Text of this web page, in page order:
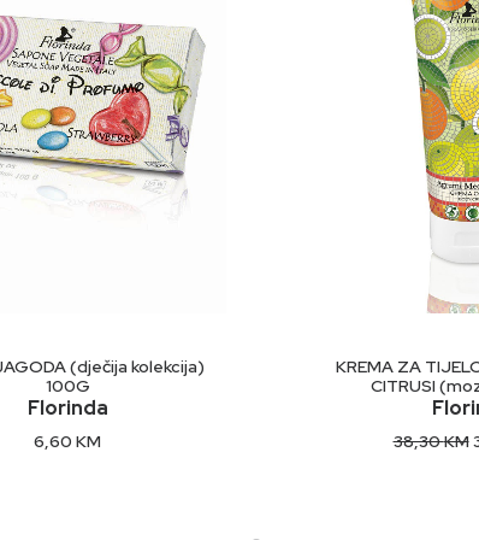
DODAJ U KORPU(dječija kolekcija)
100G
Florinda
6,60 KM
DODAJ
KREMA ZA
CITRUSI
38,30KM